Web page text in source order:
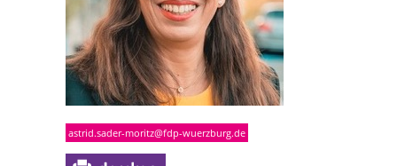
astrid.sader-moritz@fdp-wuerzburg.de